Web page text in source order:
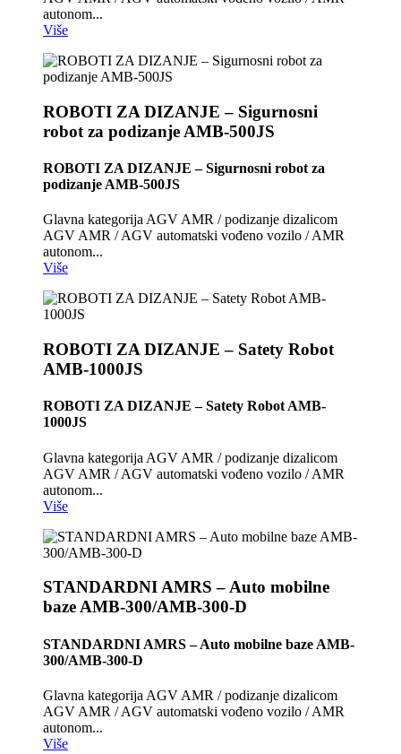
autonom...
Više
ROBOTI ZA DIZANJE – Sigurnosni
robot za podizanje AMB-500JS
ROBOTI ZA DIZANJE – Sigurnosni robot za
podizanje AMB-500JS
Glavna kategorija AGV AMR / podizanje dizalicom
AGV AMR / AGV automatski vođeno vozilo / AMR
autonom...
Više
ROBOTI ZA DIZANJE – Satety Robot
AMB-1000JS
ROBOTI ZA DIZANJE – Satety Robot AMB-
1000JS
Glavna kategorija AGV AMR / podizanje dizalicom
AGV AMR / AGV automatski vođeno vozilo / AMR
autonom...
Više
STANDARDNI AMRS – Auto mobilne
baze AMB-300/AMB-300-D
STANDARDNI AMRS – Auto mobilne baze AMB-
300/AMB-300-D
Glavna kategorija AGV AMR / podizanje dizalicom
AGV AMR / AGV automatski vođeno vozilo / AMR
autonom...
Više